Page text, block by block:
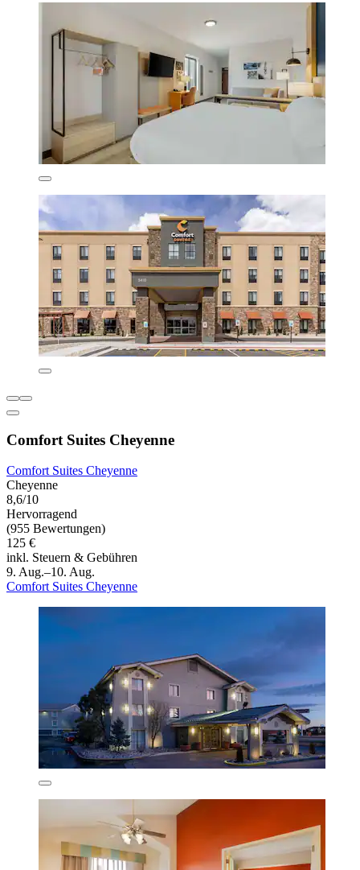
Comfort Suites Cheyenne
Comfort Suites Cheyenne
Cheyenne
8,6/10
Hervorragend
(955 Bewertungen)
125 €
inkl. Steuern & Gebühren
9. Aug.–10. Aug.
Comfort Suites Cheyenne